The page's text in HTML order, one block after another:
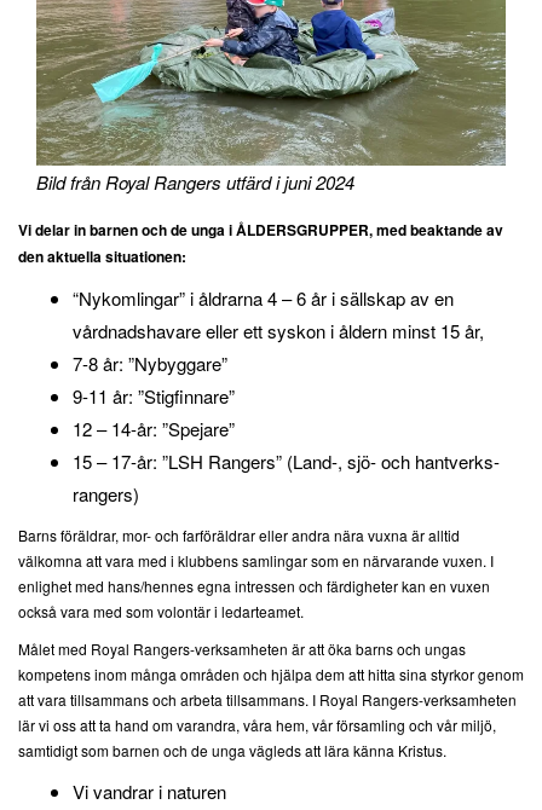
Bild från Royal Rangers utfärd i juni 2024
Vi delar in barnen och de unga i ÅLDERSGRUPPER, med beaktande av
den aktuella situationen:
“Nykomlingar” i åldrarna 4 – 6 år i sällskap av en
vårdnadshavare eller ett syskon i åldern minst 15 år,
7-8 år: ”Nybyggare”
9-11 år: ”Stigfinnare”
12 – 14-år: ”Spejare”
15 – 17-år: ”LSH Rangers” (Land-, sjö- och hantverks-
rangers)
Barns föräldrar, mor- och farföräldrar eller andra nära vuxna är alltid
välkomna att vara med i klubbens samlingar som en närvarande vuxen. I
enlighet med hans/hennes egna intressen och färdigheter kan en vuxen
också vara med som volontär i ledarteamet.
Målet med Royal Rangers-verksamheten är att öka barns och ungas
kompetens inom många områden och hjälpa dem att hitta sina styrkor genom
att vara tillsammans och arbeta tillsammans. I Royal Rangers-verksamheten
lär vi oss att ta hand om varandra, våra hem, vår församling och vår miljö,
samtidigt som barnen och de unga vägleds att lära känna Kristus.
Vi vandrar i naturen